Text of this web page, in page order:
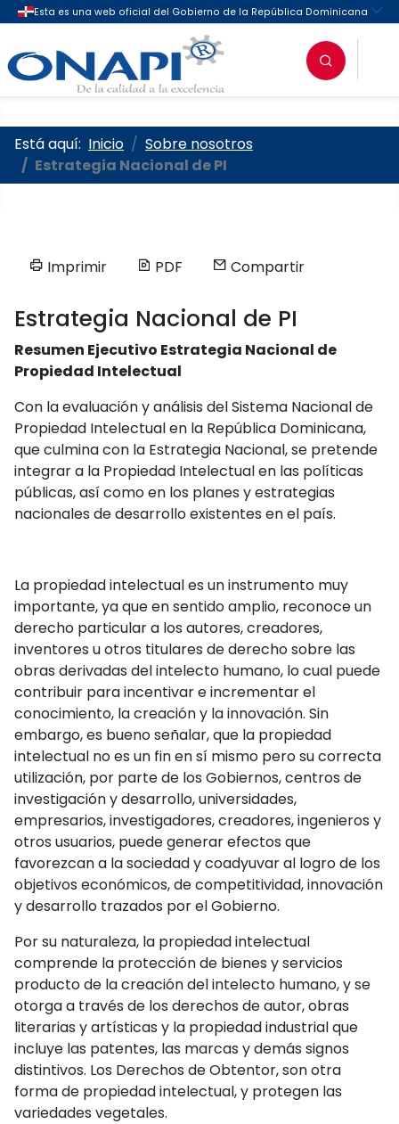
Oficina Nacional de la
Está aquí: Inicio
Sobre nosotros
Estrategia Nacional de PI
Imprimir PDF Compartir
Estrategia Nacional de PI
Resumen Ejecutivo Estrategia Nacional de
Propiedad Intelectual
Con la evaluación y análisis del Sistema Nacional de
Propiedad Intelectual en la República Dominicana,
que culmina con la Estrategia Nacional, se pretende
integrar a la Propiedad Intelectual en las políticas
públicas, así como en los planes y estrategias
nacionales de desarrollo existentes en el país.
La propiedad intelectual es un instrumento muy
importante, ya que en sentido amplio, reconoce un
derecho particular a los autores, creadores,
inventores u otros titulares de derecho sobre las
obras derivadas del intelecto humano, lo cual puede
contribuir para incentivar e incrementar el
conocimiento, la creación y la innovación. Sin
embargo, es bueno señalar, que la propiedad
intelectual no es un fin en sí mismo pero su correcta
utilización, por parte de los Gobiernos, centros de
investigación y desarrollo, universidades,
empresarios, investigadores, creadores, ingenieros y
otros usuarios, puede generar efectos que
favorezcan a la sociedad y coadyuvar al logro de los
objetivos económicos, de competitividad, innovación
y desarrollo trazados por el Gobierno.
Por su naturaleza, la propiedad intelectual
comprende la protección de bienes y servicios
producto de la creación del intelecto humano, y se
otorga a través de los derechos de autor, obras
literarias y artísticas y la propiedad industrial que
incluye las patentes, las marcas y demás signos
distintivos. Los Derechos de Obtentor, son otra
forma de propiedad intelectual, y protegen las
variedades vegetales.